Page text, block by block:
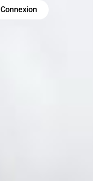
Connexion